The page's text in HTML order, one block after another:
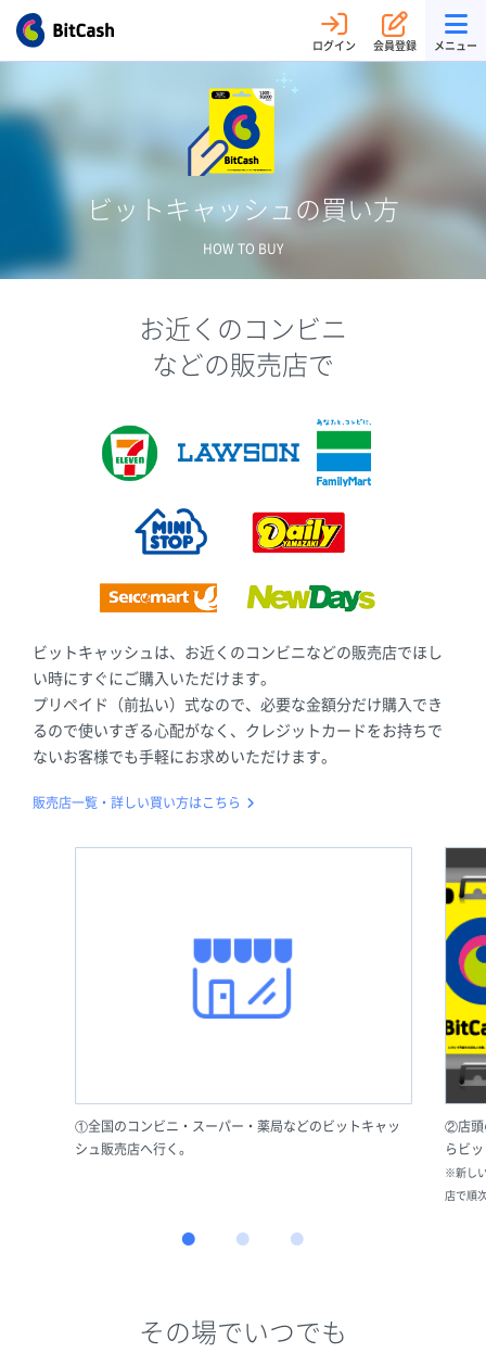
ログイン 会員登録 メニュー
ビットキャッシュの買い方
HOW TO BUY
お近くのコンビニ
などの販売店で
ビットキャッシュは、お近くのコンビニなどの販売店でほし
い時にすぐにご購入いただけます。
プリペイド（前払い）式なので、必要な金額分だけ購入でき
るので使いすぎる心配がなく、クレジットカードをお持ちで
ないお客様でも手軽にお求めいただけます。
販売店一覧・詳しい買い方はこちら
①全国のコンビニ・スーパー・薬局などのビットキャッ
シュ販売店へ行く。
②店頭
らビ
※新し
店で順
その場でいつでも